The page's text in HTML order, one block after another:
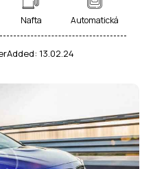
Nafta Automatická
Added: 13.02.24